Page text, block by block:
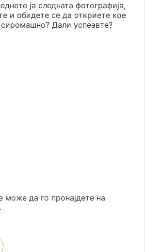
ја следната фотографија,
и обидете се да откриете кое
Дали успеавте?
може да го пронајдете на